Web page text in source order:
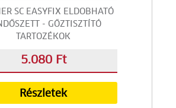
SC EASYFIX ELDOBHATÓ
- GŐZTISZTÍTÓ
TARTOZÉKOK
5.080 Ft
Részletek